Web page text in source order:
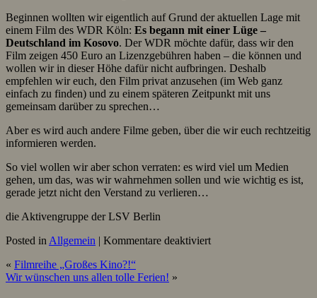
Beginnen wollten wir eigentlich auf Grund der aktuellen Lage mit
einem Film des WDR Köln: Es begann mit einer Lüge –
Deutschland im Kosovo. Der WDR möchte dafür, dass wir den
Film zeigen 450 Euro an Lizenzgebühren haben – die können und
wollen wir in dieser Höhe dafür nicht aufbringen. Deshalb
empfehlen wir euch, den Film privat anzusehen (im Web ganz
einfach zu finden) und zu einem späteren Zeitpunkt mit uns
gemeinsam darüber zu sprechen…
Aber es wird auch andere Filme geben, über die wir euch rechtzeitig
informieren werden.
So viel wollen wir aber schon verraten: es wird viel um Medien
gehen, um das, was wir wahrnehmen sollen und wie wichtig es ist,
gerade jetzt nicht den Verstand zu verlieren…
die Aktivengruppe der LSV Berlin
Posted in Allgemein | Kommentare deaktiviertfür
« Filmreihe „Großes Kino?!“
Wir wünschen uns allen tolle Ferien! »